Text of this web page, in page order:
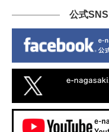
公式SNS